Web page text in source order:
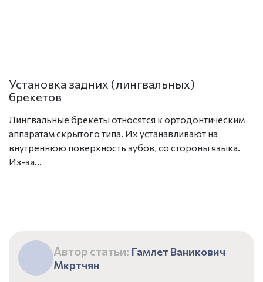
Установка задних (лингвальных)
брекетов
Лингвальные брекеты относятся к ортодонтическим
аппаратам скрытого типа. Их устанавливают на
внутреннюю поверхность зубов, со стороны языка.
Из-за...
Автор статьи: Гамлет Ваникович
Мкртчян